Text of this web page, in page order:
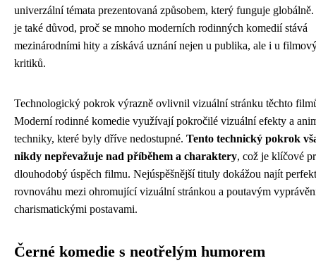
univerzální témata prezentovaná způsobem, který funguje
je také důvod, proč se mnoho moderních rodinných komedií stává
mezinárodními hity a získává uznání nejen u publika, ale i u
kritiků.
Technologický pokrok výrazně ovlivnil vizuální stránku těchto
Moderní rodinné komedie využívají pokročilé vizuální efekty a
techniky, které byly dříve nedostupné. Tento technický pokrok
nikdy nepřevažuje nad příběhem a charaktery, což je klíčové
dlouhodobý úspěch filmu. Nejúspěšnější tituly dokážou najít
rovnováhu mezi ohromující vizuální stránkou a poutavým
charismatickými postavami.
Černé komedie s neotřelým humorem